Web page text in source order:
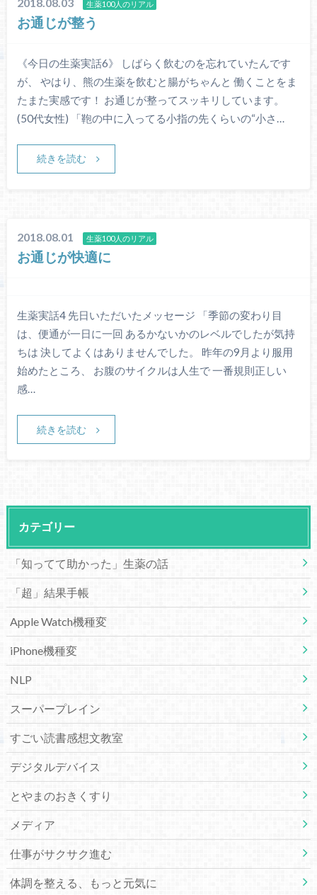
生薬100人のリアル
お通じが整う
《今日の生薬実話6》 しばらく飲むのを忘れていたんです
が、 やはり、熊の生薬を飲むと腸がちゃんと 働くことをま
たまた実感です！ お通じが整ってスッキリしています。
(50代女性) 「鞄の中に入ってる小指の先くらいの“小さ…
続きを読む
2018.08.01 生薬100人のリアル
お通じが快適に
生薬実話4 先日いただいたメッセージ 「季節の変わり目
は、便通が一日に一回 あるかないかのレベルでしたが気持
ちは 決してよくはありませんでした。 昨年の9月より服用
始めたところ、 お腹のサイクルは人生で 一番規則正しい
感…
続きを読む
カテゴリー
「知ってて助かった」生薬の話
「超」結果手帳
Apple Watch機種変
iPhone機種変
NLP
スーパープレイン
すごい読書感想文教室
デジタルデバイス
とやまのおきくすり
メディア
仕事がサクサク進む
体調を整える、もっと元気に